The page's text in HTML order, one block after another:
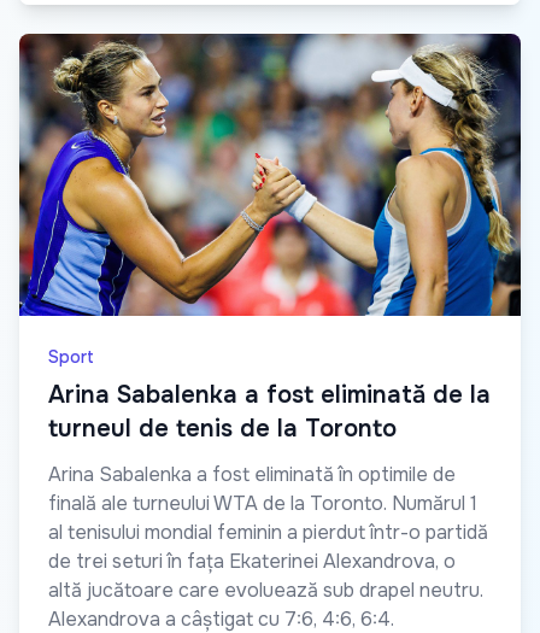
Sport
Arina Sabalenka a fost eliminată de la
turneul de tenis de la Toronto
Arina Sabalenka a fost eliminată în optimile de
finală ale turneului WTA de la Toronto. Numărul 1
al tenisului mondial feminin a pierdut într-o partidă
de trei seturi în fața Ekaterinei Alexandrova, o
altă jucătoare care evoluează sub drapel neutru.
Alexandrova a câștigat cu 7:6, 4:6, 6:4.